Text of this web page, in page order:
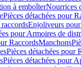
à emboîterNourrices
Pièces détachées pour
Enjoliveurs
pour Armoires de
RaccordsManchons
Pièces détachées pour
Pièces détachées pour